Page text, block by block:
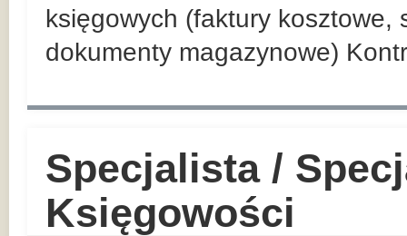
księgowych (faktury
dokumenty magazynowe)
Specjalista /
Księgowości